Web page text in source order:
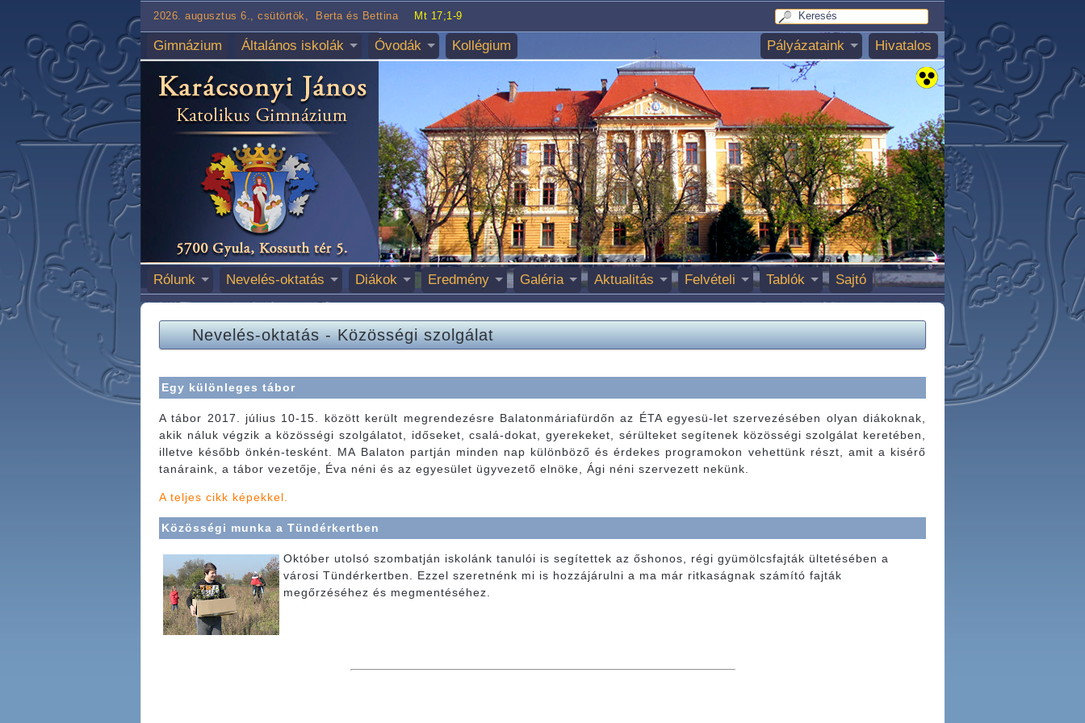
2026. augusztus 6., csütörtök, Berta és Bettina Mt 17;1-9
Gimnázium Általános iskolák Óvodák Kollégium Hivatalos
Pályázataink
Rólunk Nevelés-oktatás Diákok Eredmény Galéria Aktualitás Felvételi Tablók Sajtó
Nevelés-oktatás-Közösségi szolgálat
Egy különleges tábor
A tábor 2017. július 10-15. között került megrendezésre Balatonmáriafürdőn az ÉTA egyesü-let szervezésében olyan diákoknak,
akik náluk végzik a közösségi szolgálatot, időseket, csalá-dokat, gyerekeket, sérülteket segítenek közösségi szolgálat keretében,
illetve később önkén-tesként. MA Balaton partján minden nap különböző és érdekes programokon vehettünk részt, amit a kisérő
tanáraink, a tábor vezetője, Éva néni és az egyesület ügyvezető elnöke, Ági néni szervezett nekünk.
A teljes cikk képekkel.
Közösségi munka a Tündérkertben
Október utolsó szombatján iskolánk tanulói is segítettek az őshonos, régi gyümölcsfajták ültetésében a
városi Tündérkertben. Ezzel szeretnénk mi is hozzájárulni a ma már ritkaságnak számító fajták
megőrzéséhez és megmentéséhez.